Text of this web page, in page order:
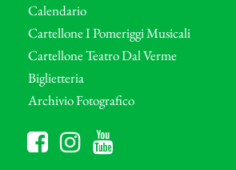
Calendario
Cartellone I Pomeriggi Musicali
Cartellone Teatro Dal Verme
Biglietteria
Archivio Fotografico